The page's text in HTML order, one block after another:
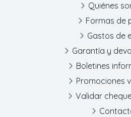
Quiénes
Formas de
Gastos de
Garantía y
Boletines
Promociones
Validar